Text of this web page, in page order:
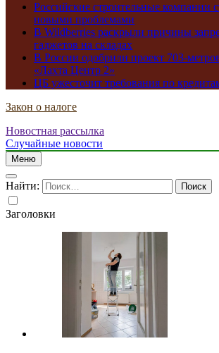
Российские строительные компании
новыми проблемами
В Wildberries раскрыли причины
гаджетов на складах
В России одобрили проект 703-
«Лахта Центр 2»
ЦБ ужесточит требования по
Закон о налоге
Новостная рассылка
Случайные новости
Меню
Найти:
Заголовки